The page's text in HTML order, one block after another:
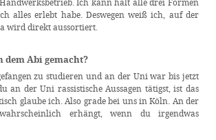
alles erlebt habe. Deswegen weiß ich, auf der
wird direkt aussortiert.
dem Abi gemacht?
zu studieren und an der Uni war bis jetzt
an der Uni rassistische Aussagen tätigst, ist das
glaube ich. Also grade bei uns in Köln. An der
erhängt, wenn du irgendwas